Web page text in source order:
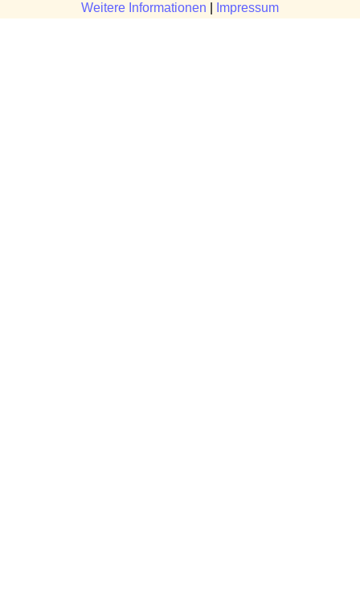
Weitere Informationen Impressum